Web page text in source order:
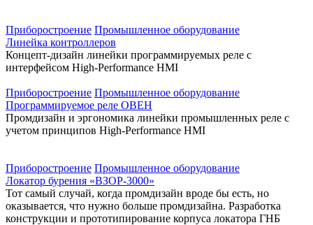
Приборостроение Промышленное оборудование
Линейка контроллеров
Концепт-дизайн линейки программируемых реле с
интерфейсом High-Performance HMI
Приборостроение Промышленное оборудование
Программируемое реле ОВЕН
Промдизайн и эргономика линейки промышленных реле с
учетом принципов High-Performance HMI
Приборостроение Промышленное оборудование
Локатор бурения «ВЗОР-3000»
Тот самый случай, когда промдизайн вроде бы есть, но
оказывается, что нужно больше промдизайна. Разработка
конструкции и прототипирование корпуса локатора ГНБ